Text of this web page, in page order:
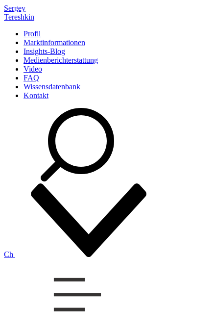
Sergey
Tereshkin
Profil
Marktinformationen
Insights-Blog
Medienberichterstattung
Video
FAQ
Wissensdatenbank
Kontakt
Ch